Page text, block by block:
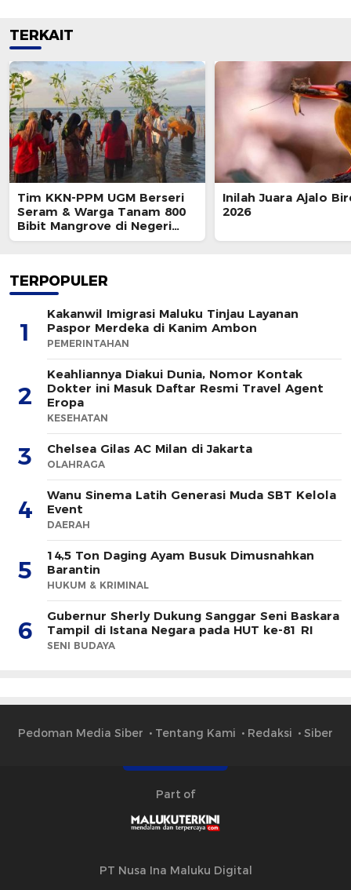
TERKAIT
Tim KKN-PPM UGM Berseri
Seram & Warga Tanam 800
Bibit Mangrove di Negeri
Wailulu
Inilah Juara Ajalo
2026
TERPOPULER
1
Kakanwil Imigrasi Maluku Tinjau Layanan
Paspor Merdeka di Kanim Ambon
PEMERINTAHAN
2
Keahliannya Diakui Dunia, Nomor Kontak
Dokter ini Masuk Daftar Resmi Travel Agent
Eropa
KESEHATAN
3 Chelsea Gilas AC Milan di Jakarta
OLAHRAGA
4
Wanu Sinema Latih Generasi Muda SBT Kelola
Event
DAERAH
5
14,5 Ton Daging Ayam Busuk Dimusnahkan
Barantin
HUKUM & KRIMINAL
6
Gubernur Sherly Dukung Sanggar Seni Baskara
Tampil di Istana Negara pada HUT ke-81 RI
SENI BUDAYA
Pedoman Media Siber Tentang Kami Redaksi Siber
Part of
PT Nusa Ina Maluku Digital